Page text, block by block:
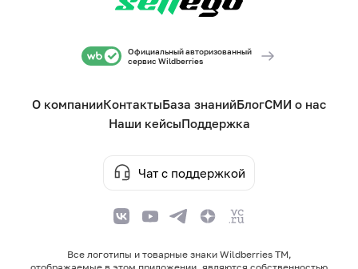
Официальный авторизованный
сервис Wildberries
Все логотипы и товарные знаки Wildberries TM,
О компанииКонтактыБаза знанийБлогСМИ о нас
Наши кейсыПоддержка
Чат с поддержкой